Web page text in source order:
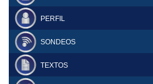
PERFIL
SONDEOS
TEXTOS